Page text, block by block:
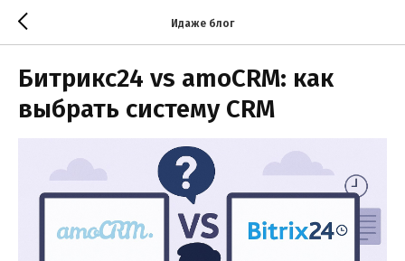
Идаже блог
Битрикс24 vs amoCRM: как
выбрать систему CRM